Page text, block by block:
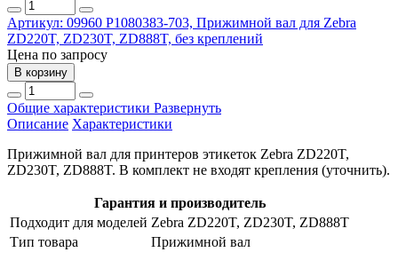
Артикул: 09960 P1080383-703, Прижимной вал для Zebra
ZD220T, ZD230T, ZD888T, без креплений
Цена по запросу
В корзину
Общие характеристики Развернуть
Описание Характеристики
Прижимной вал для принтеров этикеток Zebra ZD220T,
ZD230T, ZD888T. В комплект не входят крепления (уточнить).
Гарантия и производитель
Подходит для моделей Zebra ZD220T, ZD230T, ZD888T
Тип товара
Прижимной вал